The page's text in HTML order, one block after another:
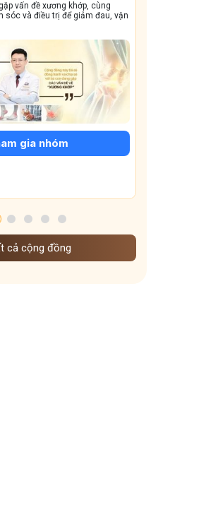
con đẩy lùi tình trạng ho dai
triền miền, amidan sưng đỏ,...
cả cộng đồng